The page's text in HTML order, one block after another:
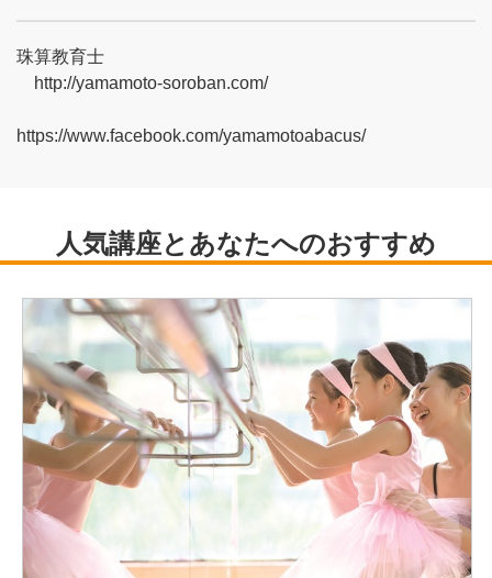
珠算教育士
http://yamamoto-soroban.com/
https://www.facebook.com/yamamotoabacus/